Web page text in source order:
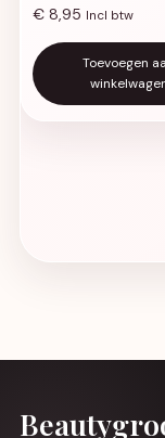
€ 8,95 Incl btw
Toevoegen